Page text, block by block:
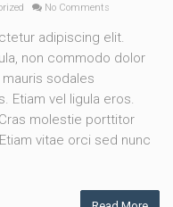
No Comments
adipiscing elit.
non commodo dolor
sodales
Etiam vel ligula eros.
molestie porttitor
vitae orci sed nunc